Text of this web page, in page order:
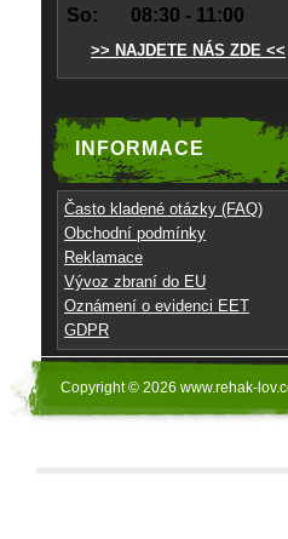
So:
08:30 - 11:00
>> NAJDETE NÁS ZDE <<
INFORMACE
Často kladené otázky (FAQ)
Obchodní podmínky
Reklamace
Vývoz zbraní do EU
Oznámení o evidenci EET
GDPR
Copyright © 2026 www.rehak-